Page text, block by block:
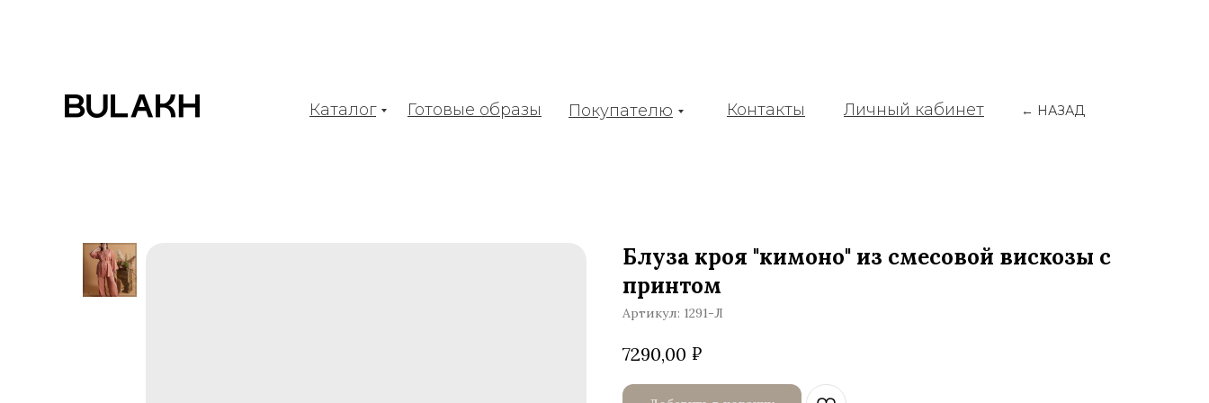
Каталог Готовые образы Контакты Личный кабинет
Покупателю ← НАЗАД
Блуза кроя "кимоно" из смесовой вискозы с
принтом
Артикул: 1291-Л
7290,00 ₽